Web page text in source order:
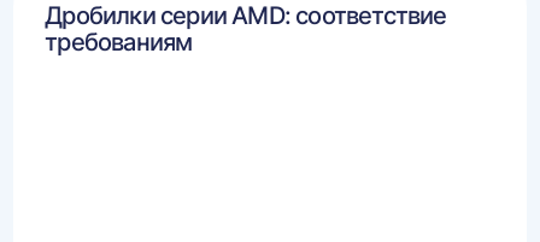
Дробилки серии AMD: соответствие
требованиям